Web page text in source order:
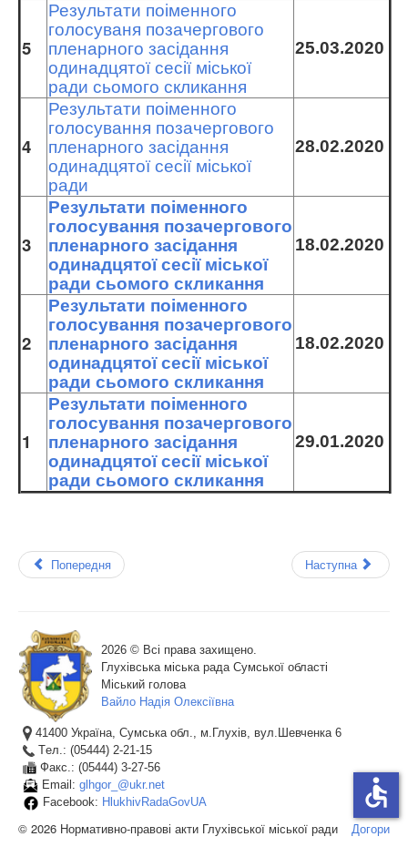
5
Результати поіменного
голосуваня позачергового
пленарного засідання
одинадцятої сесії міської
ради сьомого скликання
25.03.2020
4
Результати поіменного
голосування позачергового
пленарного засідання
одинадцятої сесії міської
ради
28.02.2020
3
Результати поіменного
голосування позачергового
пленарного засідання
одинадцятої сесії міської
ради сьомого скликання
18.02.2020
2
Результати поіменного
голосування позачергового
пленарного засідання
одинадцятої сесії міської
ради сьомого скликання
18.02.2020
1
Результати поіменного
голосування позачергового
пленарного засідання
одинадцятої сесії міської
ради сьомого скликання
29.01.2020
Попередня Наступна
2026 © Всі права захищено.
Глухівська міська рада Сумської області
Міський голова
Вайло Надія Олексіївна
41400 Україна, Сумська обл., м.Глухів, вул.Шевченка 6
Tел.: (05444) 2-21-15
Факс.: (05444) 3-27-56
Email: glhgor_@ukr.net
Facebook: HlukhivRadaGovUA
Догори
© 2026 Нормативно-правові акти Глухівської міської ради
accessible